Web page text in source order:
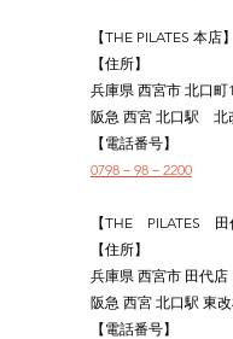
【THE PILATES 本店】
【住所】
兵庫県 西宮市 北口町
阪急 西宮 北口駅　
【電話番号】
0798－98－2200
【THE　PILATES　田
【住所】
兵庫県 西宮市 田代店
阪急 西宮 北口駅 東
【電話番号】